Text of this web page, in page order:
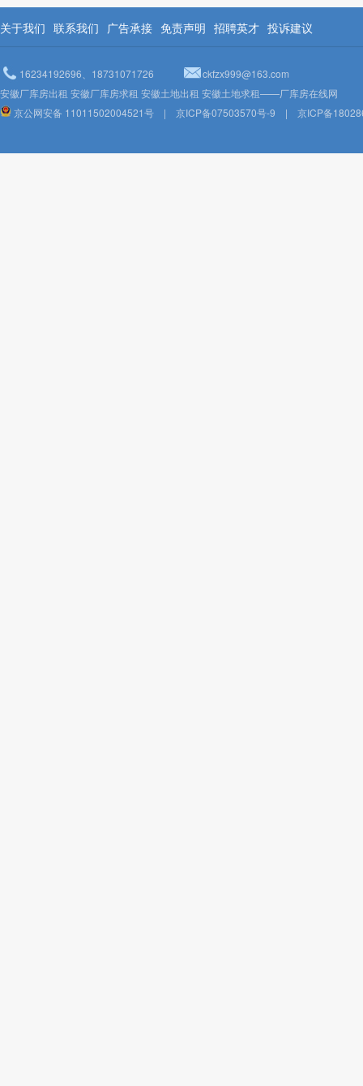
关于我们 联系我们 广告承接 免责声明 招聘英才 投诉建议
16234192696、18731071726
ckfzx999@163.com
安徽厂库房出租 安徽厂库房求租 安徽土地出租 安徽土地求租——厂库房在线网
京公网安备 11011502004521号 | 京ICP备07503570号-9 | 京ICP备